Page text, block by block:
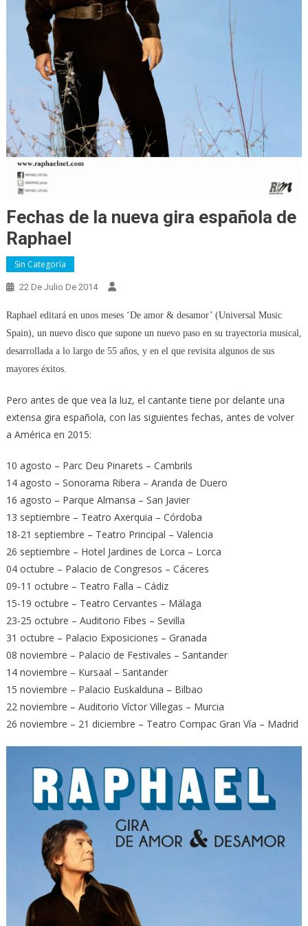
Fechas de la nueva gira española de
Raphael
Sin Categoría
22 De Julio De 2014
Raphael editará en unos meses ‘De amor & desamor’ (Universal Music
Spain), un nuevo disco que supone un nuevo paso en su trayectoria musical,
desarrollada a lo largo de 55 años, y en el que revisita algunos de sus
mayores éxitos.
Pero antes de que vea la luz, el cantante tiene por delante una
extensa gira española, con las siguientes fechas, antes de volver
a América en 2015:
10 agosto – Parc Deu Pinarets – Cambrils
14 agosto – Sonorama Ribera – Aranda de Duero
16 agosto – Parque Almansa – San Javier
13 septiembre – Teatro Axerquia – Córdoba
18-21 septiembre – Teatro Principal – Valencia
26 septiembre – Hotel Jardines de Lorca – Lorca
04 octubre – Palacio de Congresos – Cáceres
09-11 octubre – Teatro Falla – Cádiz
15-19 octubre – Teatro Cervantes – Málaga
23-25 octubre – Auditorio Fibes – Sevilla
31 octubre – Palacio Exposiciones – Granada
08 noviembre – Palacio de Festivales – Santander
14 noviembre – Kursaal – Santander
15 noviembre – Palacio Euskalduna – Bilbao
22 noviembre – Auditorio Víctor Villegas – Murcia
26 noviembre – 21 diciembre – Teatro Compac Gran Vía – Madrid